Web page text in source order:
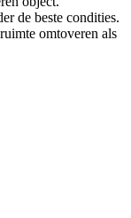
de beste condities.
omtoveren als